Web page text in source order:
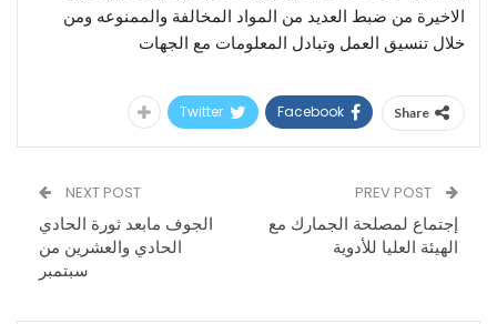
الاخيرة من ضبط العديد من المواد المخالفة والممنوعه ومن
خلال تنسيق العمل وتبادل المعلومات مع الجهات
Share
Facebook
Twitter
إجتماع لمصلحة الجمارك مع
الهيئة العليا للأدوية
NEXT POST
الجوف مابعد ثورة الحادي
الحادي والعشرين من
سبتمبر